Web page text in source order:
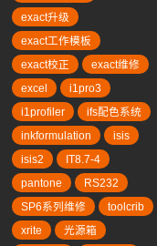
exact升级
exact工作模板
exact校正
exact维修
excel
i1pro3
i1profiler
ifs配色系统
inkformulation
isis
isis2
IT8.7-4
pantone
RS232
SP6系列维修
toolcrib
xrite
光源箱